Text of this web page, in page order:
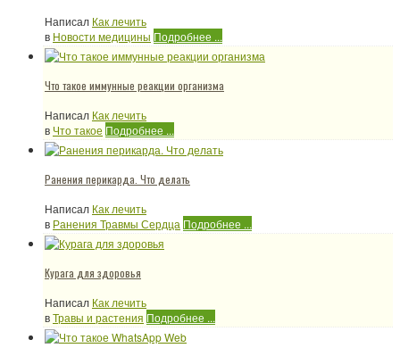
Написал Как лечить
в Новости медицины Подробнее ...
Что такое иммунные реакции организма
Написал Как лечить
в Что такое Подробнее ...
Ранения перикарда. Что делать
Написал Как лечить
в Ранения Травмы Сердца Подробнее ...
Курага для здоровья
Написал Как лечить
вТравы и растения Подробнее ...